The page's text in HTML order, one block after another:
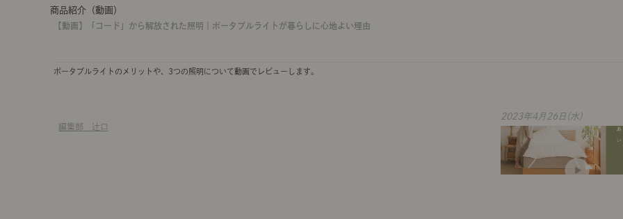
商品紹介（動画）
【動画】「コード」から解放された照明｜ポータブルライトが暮らしに心地よい理由
ポータブルライトのメリットや、3つの照明について動画でレビューします。
編集部 辻口
2023年4月26日(水)